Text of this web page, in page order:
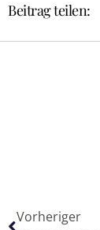
Beitrag teilen:
Vorheriger